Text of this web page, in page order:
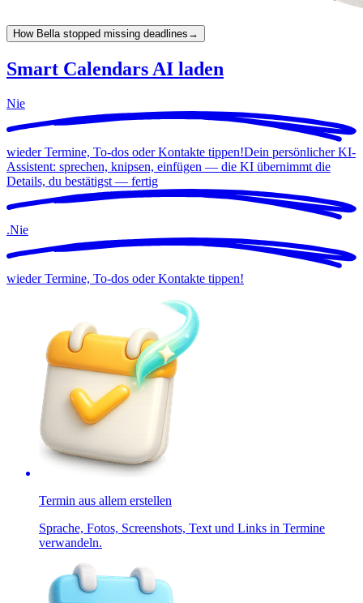
How Bella stopped missing deadlines →
Smart Calendars AI laden
Nie
wieder Termine, To-dos oder Kontakte tippen!Dein persönlicher KI-
Assistent: sprechen, knipsen, einfügen — die KI übernimmt die
Details, du bestätigst — fertig
.Nie
wieder Termine, To-dos oder Kontakte tippen!
Termin aus allem erstellen
Sprache, Fotos, Screenshots, Text und Links in Termine
verwandeln.